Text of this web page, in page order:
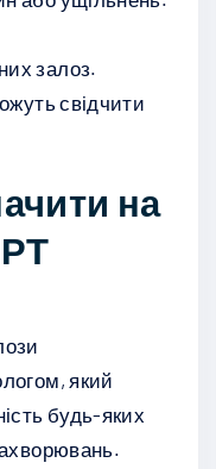
залоз.
свідчити
на
який
будь-яких